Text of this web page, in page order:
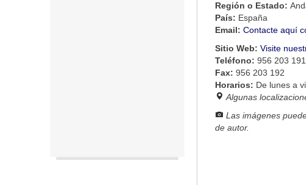
Región o Estado:
País: España
Email: Contacte aquí
Sitio Web: Visite
Teléfono: 956 203 191
Fax: 956 203 192
Horarios: De lunes a
Algunas
Las imágenes
de autor.